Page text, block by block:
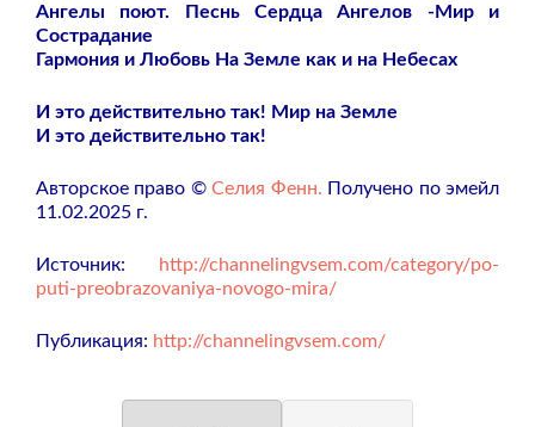
Ангелы поют. Песнь Сердца Ангелов -Мир и
Сострадание
Гармония и Любовь На Земле как и на Небесах
И это действительно так! Мир на Земле
И это действительно так!
Авторское право ©Селия Фенн. Получено по эмейл
11.02.2025 г.
Источник:
http://channelingvsem.com/category/po-
puti-preobrazovaniya-novogo-mira/
Публикация: http://channelingvsem.com/